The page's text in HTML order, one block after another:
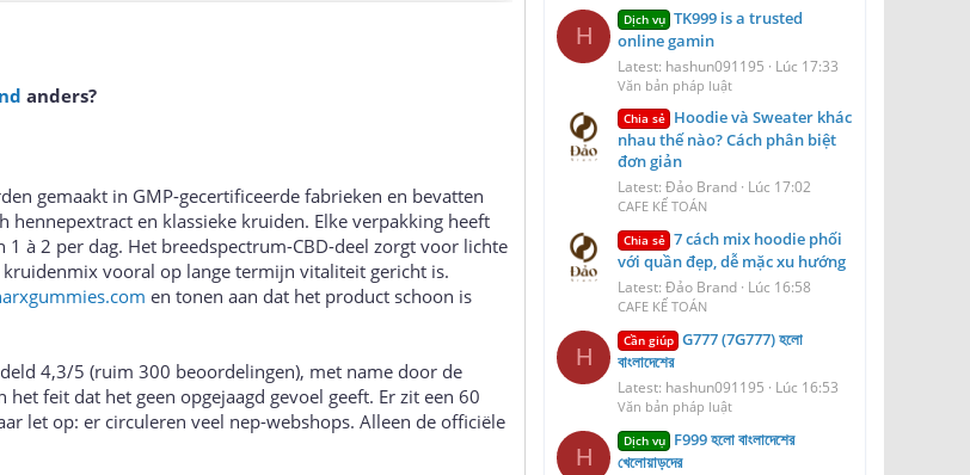
anders?
gemaakt in GMP-gecertificeerde fabrieken en bevatten
hennepextract en klassieke kruiden. Elke verpakking heeft
à 2 per dag. Het breedspectrum-CBD-deel zorgt voor lichte
vooral op lange termijn vitaliteit gericht is.
en tonen aan dat het product schoon is
4,3/5 (ruim 300 beoordelingen), met name door de
feit dat het geen opgejaagd gevoel geeft. Er zit een 60
let op: er circuleren veel nep-webshops. Alleen de officiële
H
Dịch vụ TK999 is a trusted
online gamin
Latest: hashun091195 Lúc 17:33
Văn bản pháp luật
Chia sẻ Hoodie và Sweater khác
nhau thế nào? Cách phân biệt
đơn giản
Latest: Đảo Brand Lúc 17:02
CAFE KẾ TOÁN
Chia sẻ 7 cách mix hoodie phối
với quần đẹp, dễ mặc xu hướng
Latest: Đảo Brand Lúc 16:58
CAFE KẾ TOÁN
H
Cần giúp G777 (7G777) হলো
বাংলাদেশের
Latest: hashun091195 Lúc 16:53
Văn bản pháp luật
H
Dịch vụ F999 হলো বাংলাদেশের
খেলোয়াড়দের